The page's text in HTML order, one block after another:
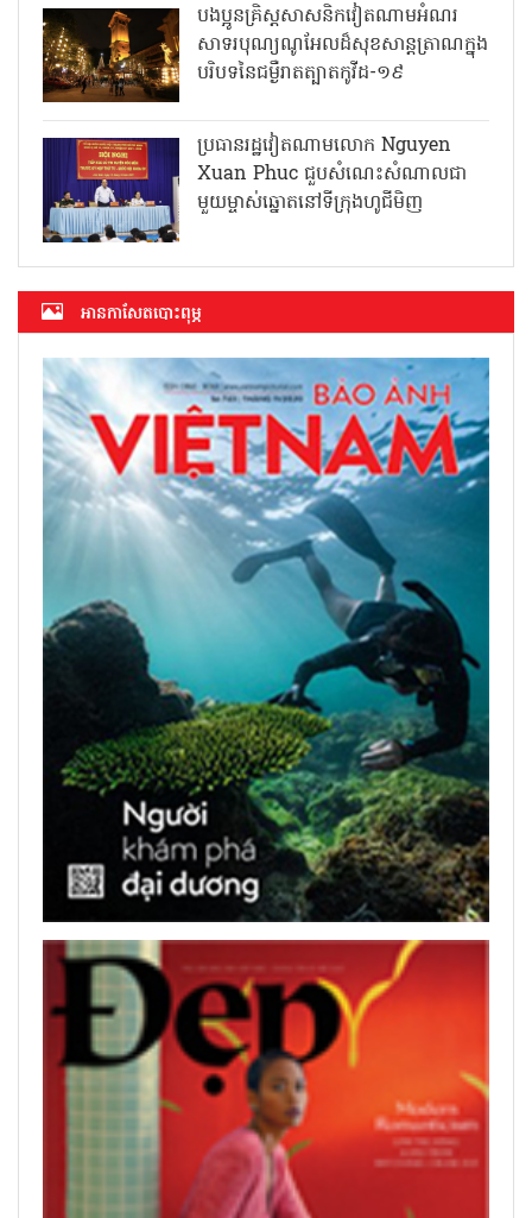
បងប្អូនគ្រិស្តសាសនិកវៀតណាមអំណរ
សាទរបុណ្យណូអែលដ៏សុខសាន្តត្រាណក្នុង
បរិបទនៃជម្ងឺរាតត្បាតកូវីដ-១៩
ប្រធានរដ្ឋវៀតណាមលោក Nguyen
Xuan Phuc ជួបសំណេះសំណាលជា
មួយម្ចាស់ឆ្នោតនៅទីក្រុងហូជីមិញ
អាន​កាសែត​បោះពុម្ភ